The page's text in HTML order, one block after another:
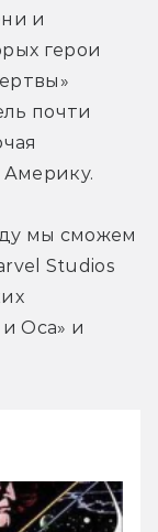
и
герои
почти
Америку.
мы сможем
Studios
Оса» и